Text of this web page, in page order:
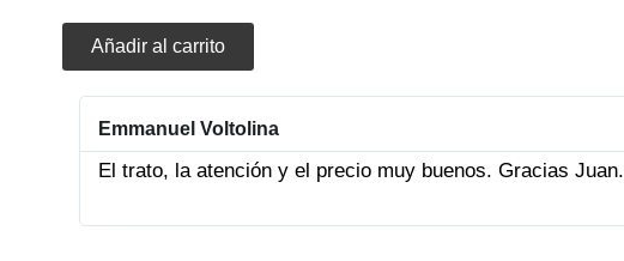
Añadir al carrito
Emmanuel Voltolina
El trato, la atención y el precio muy buenos. Gracias Juan.